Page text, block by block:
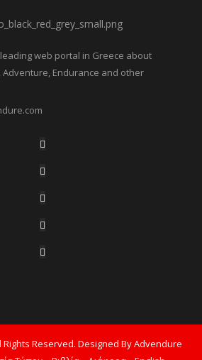
leading web portal in Greece about
Adventure, Endurance and other
Rights Reserved. Designed By Advendure